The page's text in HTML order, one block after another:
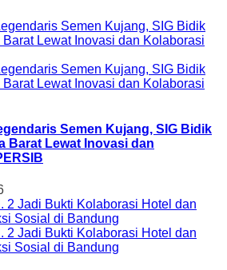
Semen Kujang, SIG Bidik
Barat Lewat Inovasi dan